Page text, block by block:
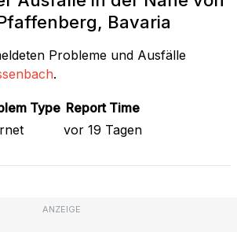
Bavaria
Probleme und Ausfälle
.
Type Report Time
vor 19 Tagen
ANZEIGE